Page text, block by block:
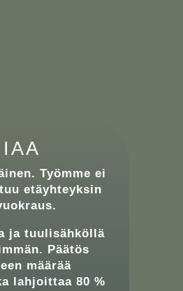
Työmme ei
etäyhteyksin
ja tuulisähköllä
Päätös
määrää
lahjoittaa 80 %